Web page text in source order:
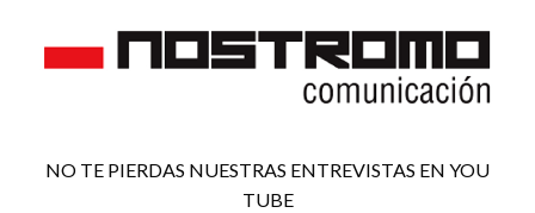
NO TE PIERDAS NUESTRAS ENTREVISTAS EN YOU
TUBE